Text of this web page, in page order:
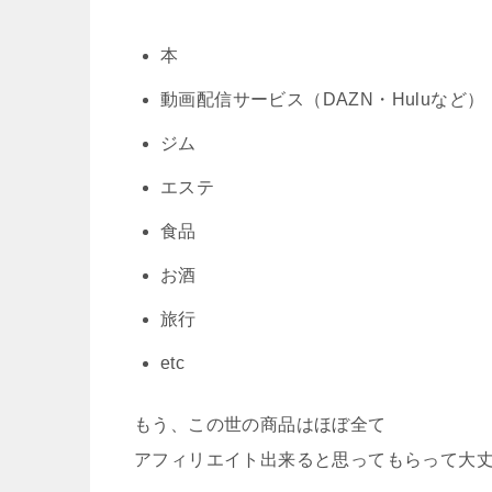
本
動画配信サービス（DAZN・Huluなど）
ジム
エステ
食品
お酒
旅行
etc
もう、この世の商品はほぼ全て
アフィリエイト出来ると思ってもらって大丈